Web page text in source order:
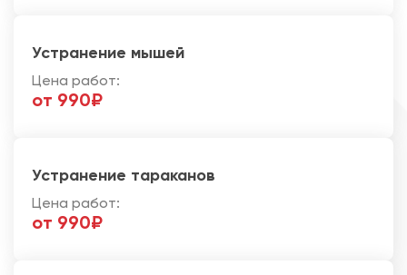
Устранение мышей
Цена работ:
от 990₽
Устранение тараканов
Цена работ:
от 990₽